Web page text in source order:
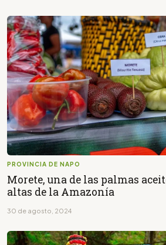
PROVINCIA DE NAPO
Morete, una de las palmas
altas de la Amazonía
30 de agosto, 2024